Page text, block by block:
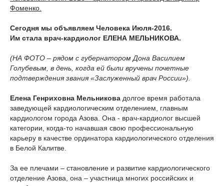
Фоменко.
Сегодня мы объявляем Человека Июля-2016.
Им стала врач-кардиолог ЕЛЕНА МЕЛЬНИКОВА.
(НА ФОТО – рядом с губернатором Дона Василием
Голубевым, в день, когда ей были вручены почетные
подтверждения звания «Заслуженный врач России»).
Елена Генриховна Мельникова долгое время работала
заведующей кардиологическим отделением, главным
кардиологом города Азова. Она - врач-кардиолог высшей
категории, когда-то начавшая свою профессиональную
карьеру в качестве ординатора кардиологического отделения
в Белой Калитве.
За ее плечами – становление и развитие кардиологического
отделение Азова, она – участница многих российских и